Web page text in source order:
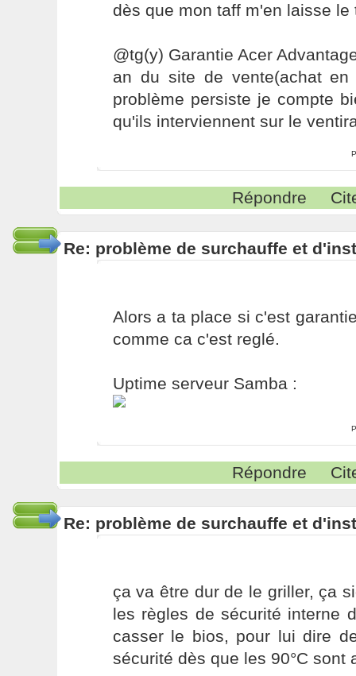
dès que mon taff m'en laisse le
@tg(y) Garantie Acer
an du site de vente(achat
problème persiste je compte
qu'ils interviennent sur le
Répondre
Re: problème de surchauffe et
Alors a ta place si c'est
comme ca c'est reglé.
Uptime serveur Samba :
Répondre
Re: problème de surchauffe et
ça va être dur de le griller, ça
les règles de sécurité interne
casser le bios, pour lui dire
sécurité dès que les 90°C sont